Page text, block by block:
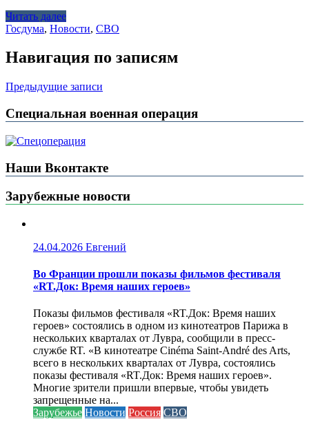
Читать далее
Госдума, Новости, СВО
Навигация по записям
Предыдущие записи
Специальная военная операция
Наши Вконтакте
Зарубежные новости
24.04.2026 Евгений
Во Франции прошли показы фильмов фестиваля
«RT.Док: Время наших героев»
Показы фильмов фестиваля «RT.Док: Время наших
героев» состоялись в одном из кинотеатров Парижа в
нескольких кварталах от Лувра, сообщили в пресс-
службе RT. «В кинотеатре Cinéma Saint-André des Arts,
всего в нескольких кварталах от Лувра, состоялись
показы фестиваля «RT.Док: Время наших героев».
Многие зрители пришли впервые, чтобы увидеть
запрещенные на...
Зарубежье Новости Россия СВО